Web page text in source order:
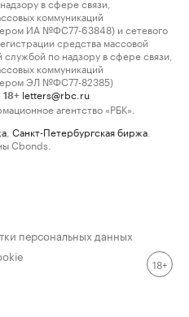
коммуникаций
ИА №ФС77-63848) и сетевого
средства массовой
по надзору в сфере связи,
коммуникаций
ЭЛ №ФС77-82385)
18+ letters@rbc.ru
агентство «РБК».
Санкт-Петербургская биржа
Cbonds.
персональных данных
18+